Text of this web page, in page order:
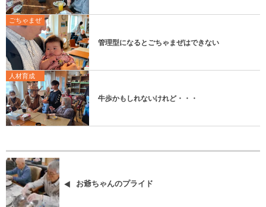
ごちゃまぜ
管理型になるとごちゃまぜはできない
人材育成
牛歩かもしれないけれど・・・
お爺ちゃんのプライド